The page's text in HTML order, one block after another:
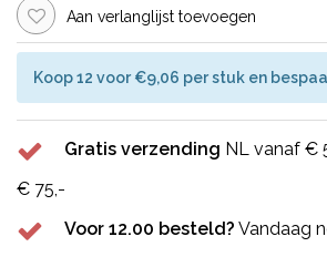
Aan verlanglijst toevoegen
Koop 12 voor €9,06 per stuk en
Gratis verzending NL vanaf €
€ 75,-
Voor 12.00 besteld? Vandaag